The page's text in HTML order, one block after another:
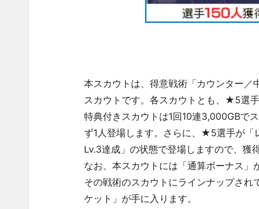
本スカウトは、得意戦術「カウンター／
スカウトです。各スカウトとも、★5選
特典付きスカウトは1回10連3,000GBで
ず1人登場します。さらに、★5選手が「
Lv.3達成」の状態で登場しますので、獲
なお、本スカウトには「通算ボーナス」
その戦術のスカウトにラインナップさ
ケット」が手に入ります。